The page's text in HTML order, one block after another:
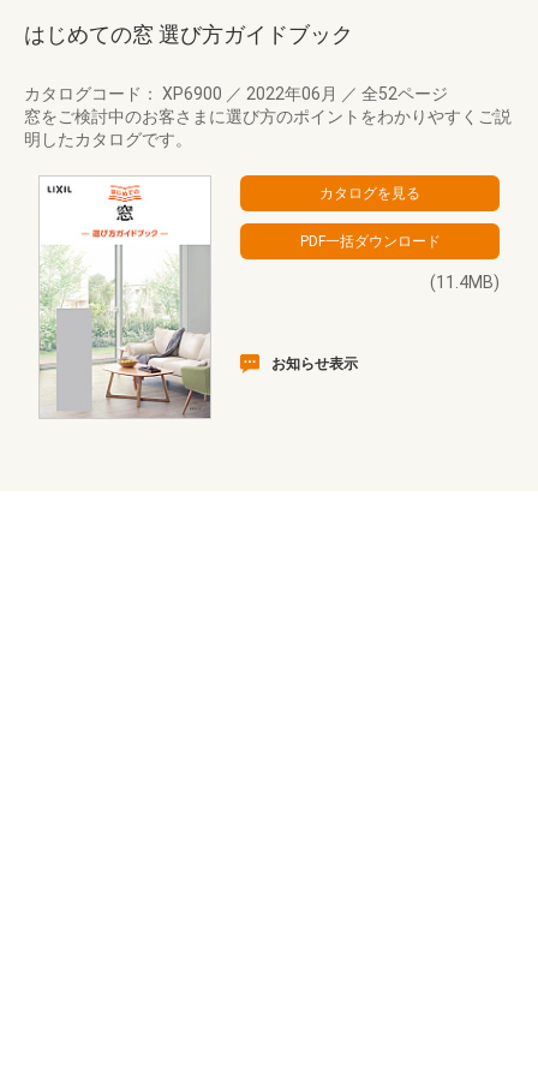
はじめての窓 選び方ガイドブック
カタログコード： XP6900 ／ 2022年06月 ／ 全52ページ
窓をご検討中のお客さまに選び方のポイントをわかりやすくご説
明したカタログです。
(11.4MB)
お知らせ表示